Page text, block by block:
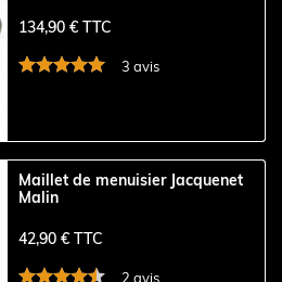
134,90 € TTC
3 avis
Maillet de menuisier Jacquenet
Malin
42,90 € TTC
2 avis